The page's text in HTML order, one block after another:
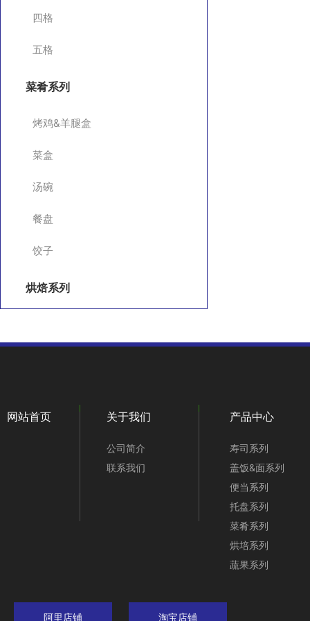
四格
五格
菜肴系列
烤鸡&羊腿盒
菜盒
汤碗
餐盘
饺子
烘焙系列
网站首页 关于我们
公司简介
联系我们
产品中心
寿司系列
盖饭&面系列
便当系列
托盘系列
菜肴系列
烘培系列
蔬果系列
阿里店铺 淘宝店铺